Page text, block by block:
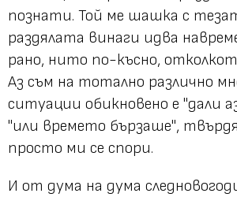
познати. Той ме шашка с
раздялата винаги идва
рано, нито по-късно,
Аз съм на тотално различно
ситуации обикновено е "дали
"или времето бързаше",
просто ми се спори.
И от дума на дума